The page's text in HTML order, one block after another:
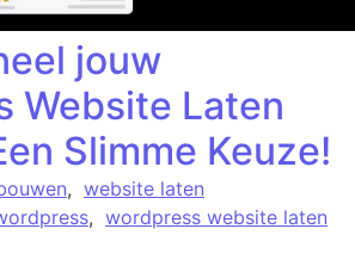
jouw
Website Laten
Slimme Keuze!
, website laten
, wordpress website laten